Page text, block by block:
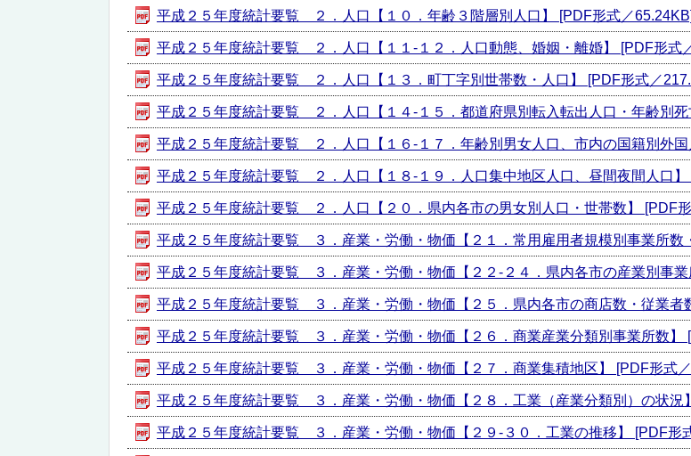
平成２５年度統計要覧 ２．人口【１０．年齢３階層別人口】 [PDF形式／65.24KB]
平成２５年度統計要覧 ２．人口【１１-１２．人口動態、婚姻・離婚】 [PDF形式
平成２５年度統計要覧 ２．人口【１３．町丁字別世帯数・人口】 [PDF形式／
平成２５年度統計要覧 ２．人口【１４-１５．都道府県別転入転出人口・年齢別
平成２５年度統計要覧 ２．人口【１６-１７．年齢別男女人口、市内の国籍別外
平成２５年度統計要覧 ２．人口【１８-１９．人口集中地区人口、昼間夜間人口】
平成２５年度統計要覧 ２．人口【２０．県内各市の男女別人口・世帯数】 [PDF
平成２５年度統計要覧 ３．産業・労働・物価【２１．常用雇用者規模別事業所数
平成２５年度統計要覧 ３．産業・労働・物価【２２-２４．県内各市の産業別事
平成２５年度統計要覧 ３．産業・労働・物価【２５．県内各市の商店数・従業者
平成２５年度統計要覧 ３．産業・労働・物価【２６．商業産業分類別事業所数】
平成２５年度統計要覧 ３．産業・労働・物価【２７．商業集積地区】 [PDF形式
平成２５年度統計要覧 ３．産業・労働・物価【２８．工業（産業分類別）の状況
平成２５年度統計要覧 ３．産業・労働・物価【２９-３０．工業の推移】 [PDF形